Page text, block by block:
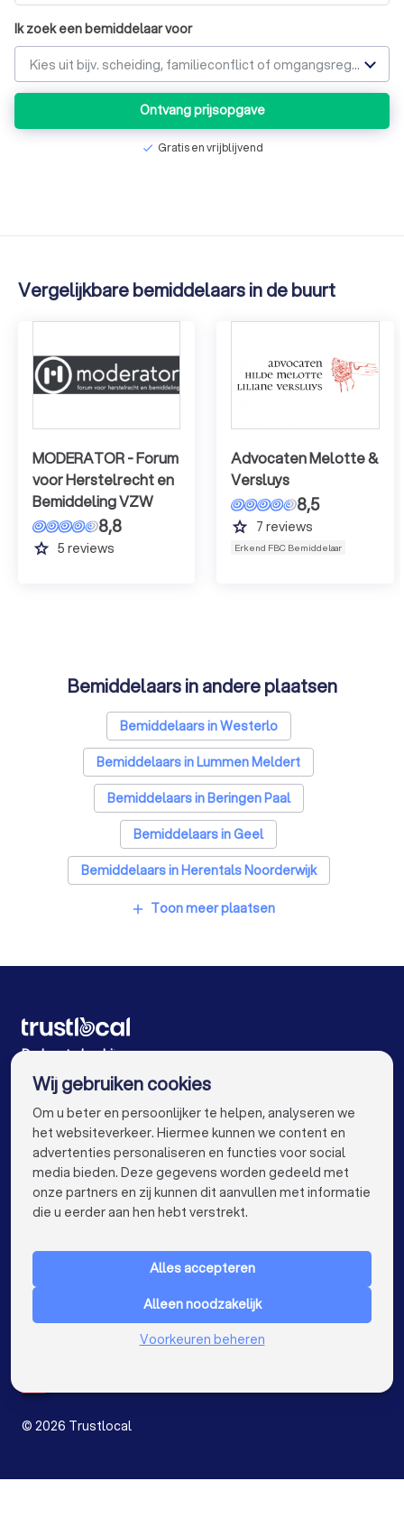
Ik zoek een bemiddelaar voor
Kies uit bijv. scheiding, familieconflict of omgangsregeling
Ontvang prijsopgave
check Gratis en vrijblijvend
Vergelijkbare bemiddelaars in de buurt
MODERATOR - Forum
voor Herstelrecht en
Bemiddeling VZW
8,8
grade 5 reviews
Advocaten Melotte &
Versluys
8,5
grade 7 reviews
Erkend FBC Bemiddelaar
Bemiddelaars in andere plaatsen
Bemiddelaars in Westerlo
Bemiddelaars in Lummen Meldert
Bemiddelaars in Beringen Paal
Bemiddelaars in Geel
Bemiddelaars in Herentals Noorderwijk
Bemiddelaars in Heist-op-den-Berg
Bemiddelaars in Brugge
Bemiddelaars in Aalst
Bemiddelaars in Mechelen
Bemiddelaars in Kortrijk
Bemiddelaars in Sint-Niklaas
Bemiddelaars in Genk
Bemiddelaars in Roeselare
Bemiddelaars in Beveren
Bemiddelaars in Beringen
Bemiddelaars in Turnhout
Bemiddelaars in Dilbeek
add Toon meer plaatsen
De beste bedrijven voor u
VOOR PARTICULIEREN keyboard_arrow_down
Nederland
© 2026 Trustlocal
Wij gebruiken cookies
Om u beter en persoonlijker te helpen, analyseren we
het websiteverkeer. Hiermee kunnen we content en
advertenties personaliseren en functies voor social
media bieden. Deze gegevens worden gedeeld met
onze partners en zij kunnen dit aanvullen met informatie
die u eerder aan hen hebt verstrekt.
Alles accepteren
Alleen noodzakelijk
Voorkeuren beheren